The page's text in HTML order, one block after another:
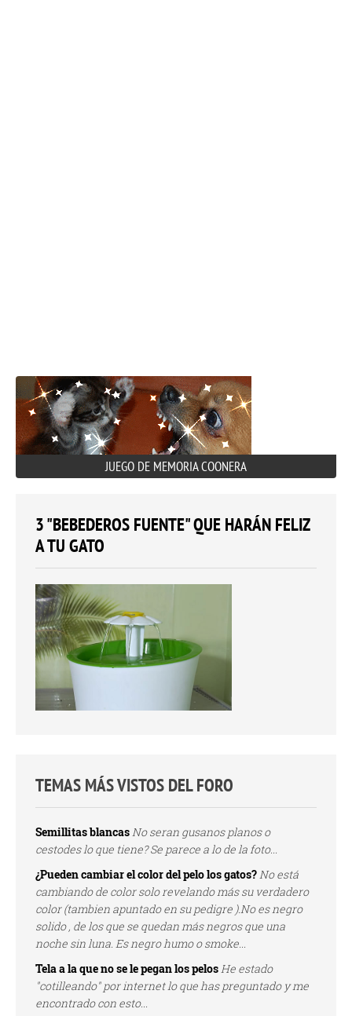
JUEGO DE MEMORIA COONERA
3 "BEBEDEROS FUENTE" QUE HARÁN FELIZ
A TU GATO
TEMAS MÁS VISTOS DEL FORO
Semillitas blancasNo seran gusanos planos o
cestodes lo que tiene? Se parece a lo de la foto...
¿Pueden cambiar el color del pelo los gatos?No está
cambiando de color solo revelando más su verdadero
color (tambien apuntado en su pedigre ).No es negro
solido , de los que se quedan más negros que una
noche sin luna. Es negro humo o smoke...
Tela a la que no se le pegan los pelosHe estado
"cotilleando" por internet lo que has preguntado y me
encontrado con esto...